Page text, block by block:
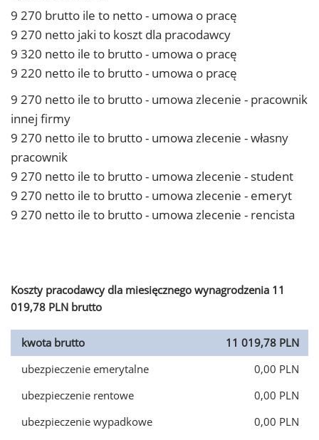
9 270 brutto ile to netto - umowa o pracę
9 270 netto jaki to koszt dla pracodawcy
9 320 netto ile to brutto - umowa o pracę
9 220 netto ile to brutto - umowa o pracę
9 270 netto ile to brutto - umowa zlecenie - pracownik
innej firmy
9 270 netto ile to brutto - umowa zlecenie - własny
pracownik
9 270 netto ile to brutto - umowa zlecenie - student
9 270 netto ile to brutto - umowa zlecenie - emeryt
9 270 netto ile to brutto - umowa zlecenie - rencista
Koszty pracodawcy dla miesięcznego wynagrodzenia 11
019,78 PLN brutto
kwota brutto
11 019,78 PLN
ubezpieczenie emerytalne
0,00 PLN
ubezpieczenie rentowe
0,00 PLN
ubezpieczenie wypadkowe
0,00 PLN